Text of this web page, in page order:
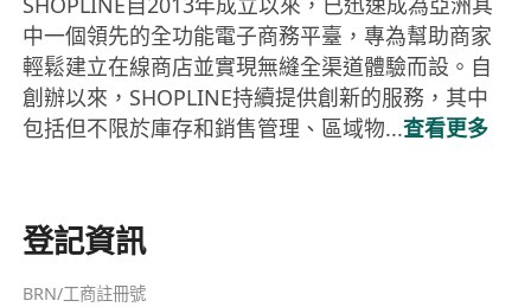
中一個領先的全功能電子商務平臺，專為幫助商家
輕鬆建立在線商店並實現無縫全渠道體驗而設。自
創辦以來，SHOPLINE持續提供創新的服務，其中
包括但不限於庫存和銷售管理、區域物...查看更多
登記資訊
BRN/工商註冊號